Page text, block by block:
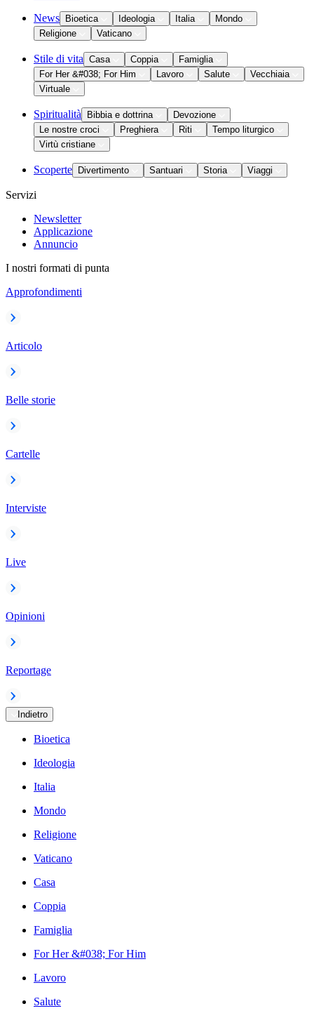
News Bioetica Ideologia Italia
Mondo
Religione
Vaticano
Stile di vita Casa Coppia
Famiglia
For Her &#038; For Him
Lavoro Salute
Vecchiaia
Virtuale
Spiritualità Bibbia e dottrina
Devozione
Le nostre croci
Preghiera Riti
Tempo liturgico
Virtù cristiane
Scoperte Divertimento Santuari Storia Viaggi
Servizi
Newsletter
Applicazione
Annuncio
I nostri formati di punta
Approfondimenti
Articolo
Belle storie
Cartelle
Interviste
Live
Opinioni
Reportage
Indietro
Bioetica
Ideologia
Italia
Mondo
Religione
Vaticano
Casa
Coppia
Famiglia
For Her &#038; For Him
Lavoro
Salute